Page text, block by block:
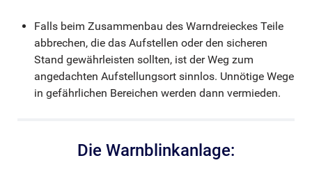
Falls beim Zusammenbau des Warndreieckes Teile
abbrechen, die das Aufstellen oder den sicheren
Stand gewährleisten sollten, ist der Weg zum
angedachten Aufstellungsort sinnlos. Unnötige Wege
in gefährlichen Bereichen werden dann vermieden.
Die Warnblinkanlage: